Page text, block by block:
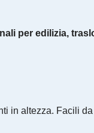
per edilizia,
in altezza. Facili